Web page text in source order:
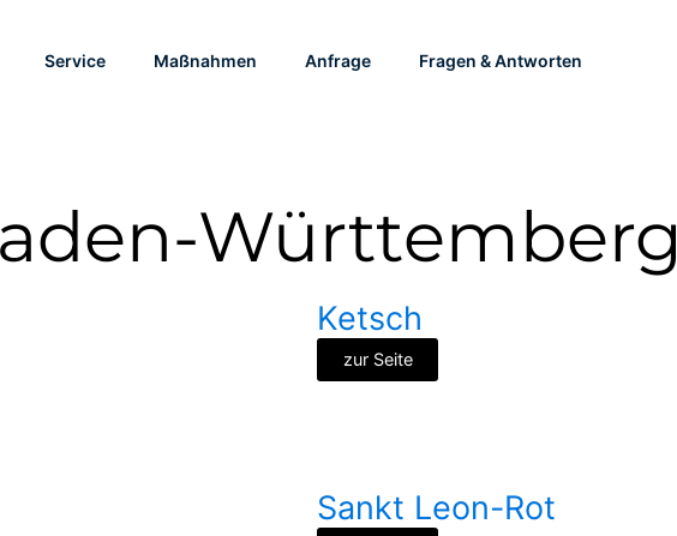
Service Maßnahmen Anfrage Fragen & Antworten
Württemberg
Ketsch
zur Seite
Sankt Leon-Rot